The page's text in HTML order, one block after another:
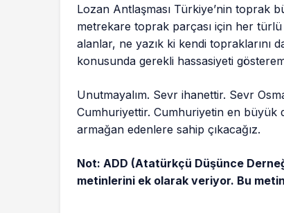
Lozan Antlaşması Türkiye’nin toprak
metrekare toprak parçası için her
alanlar, ne yazık ki kendi topraklarını
konusunda gerekli hassasiyeti
Unutmayalım. Sevr ihanettir. Sevr
Cumhuriyettir. Cumhuriyetin en büyük
armağan edenlere sahip çıkacağız.
Not: ADD (Atatürkçü Düşünce
metinlerini ek olarak veriyor. Bu